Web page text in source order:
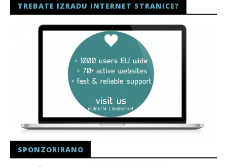
TREBATE IZRADU INTERNET STRANICE?
SPONZORIRANO